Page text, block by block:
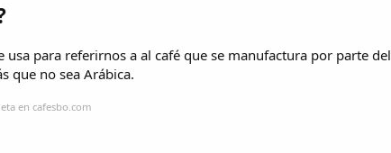
usa para referirnos a al café que se manufactura por parte del
que no sea Arábica.
en cafesbo.com